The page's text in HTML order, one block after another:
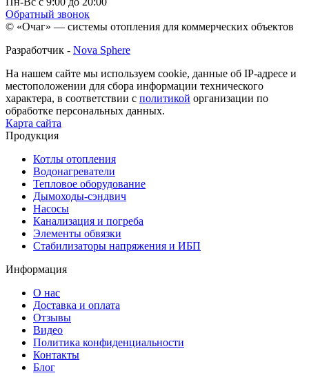
Обратный звонок
© «Очаг» — системы отопления для коммерческих объектов
Разработчик - Nova Sphere
На нашем сайте мы используем cookie, данные об IP-адресе и
местоположении для сбора информации технического
характера, в соответствии с политикой организации по
обработке персональных данных.
Карта сайта
Продукция
Котлы отопления
Водонагреватели
Тепловое оборудование
Дымоходы-сэндвич
Насосы
Канализация и погреба
Элементы обвязки
Стабилизаторы напряжения и ИБП
Информация
О нас
Доставка и оплата
Отзывы
Видео
Политика конфиденциальности
Контакты
Блог